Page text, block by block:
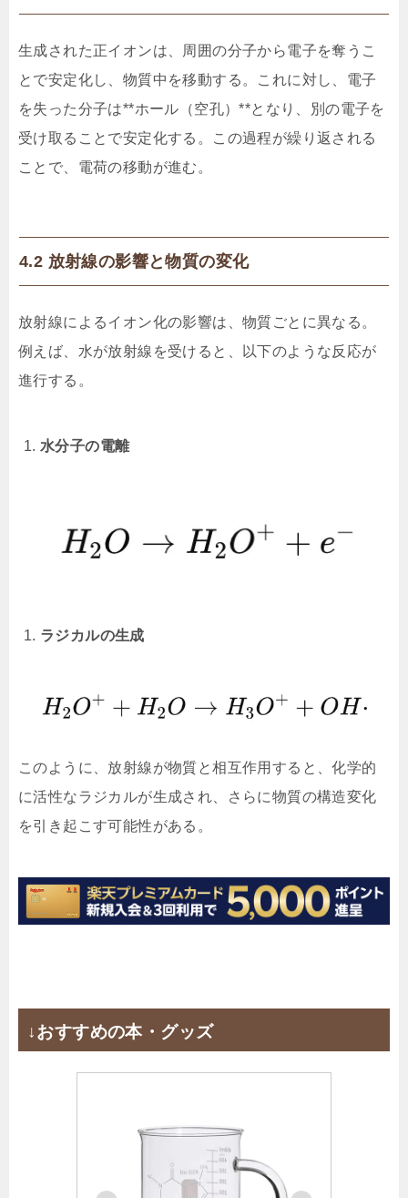
生成された正イオンは、周囲の分子から電子を奪うこ
とで安定化し、物質中を移動する。これに対し、電子
を失った分子は**ホール（空孔）**となり、別の電子を
受け取ることで安定化する。この過程が繰り返される
ことで、電荷の移動が進む。
4.2 放射線の影響と物質の変化
放射線によるイオン化の影響は、物質ごとに異なる。
例えば、水が放射線を受けると、以下のような反応が
進行する。
水分子の電離
ラジカルの生成
このように、放射線が物質と相互作用すると、化学的
に活性なラジカルが生成され、さらに物質の構造変化
を引き起こす可能性がある。
↓おすすめの本・グッズ